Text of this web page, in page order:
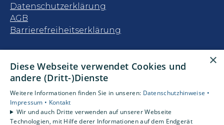
Datenschutzerklärung
AGB
Barrierefreiheitserklärung
Privatkunden
Gewerbekunden
Karriere
Unternehmen
Kontakt
×
Diese Webseite verwendet Cookies und
andere (Dritt-)Dienste
Weitere Informationen finden Sie in unseren: Datenschutzhinweise •
Impressum • Kontakt
Wir und auch Dritte verwenden auf unserer Webseite
Technologien, mit Hilfe derer Informationen auf dem Endgerät